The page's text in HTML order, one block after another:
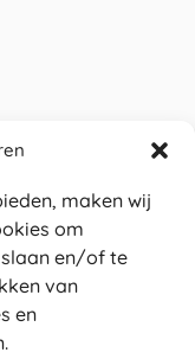
maken wij
om
en/of te
van
en